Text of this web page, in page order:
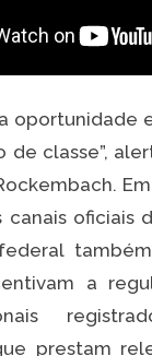
oportunidade
de classe”,
canais oficiais
a
prestam